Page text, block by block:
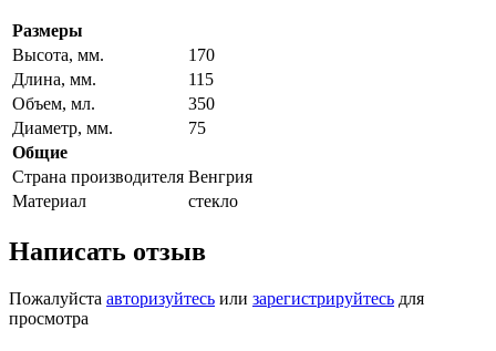
Размеры
Высота, мм.
170
Длина, мм.
115
Объем, мл.
350
Диаметр, мм.
75
Общие
Страна производителя Венгрия
Материал
стекло
Написать отзыв
Пожалуйста авторизуйтесь или зарегистрируйтесь для
просмотра